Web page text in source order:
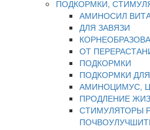
ПОДКОРМКИ,
АМИНОСИЛ
ДЛЯ ЗАВЯЗИ
ОТ
ПОДКОРМКИ
ПОДКОРМКИ
АМИНОЦИМУС,
ПРОДЛЕНИЕ
СТИМУЛЯТОРЫ